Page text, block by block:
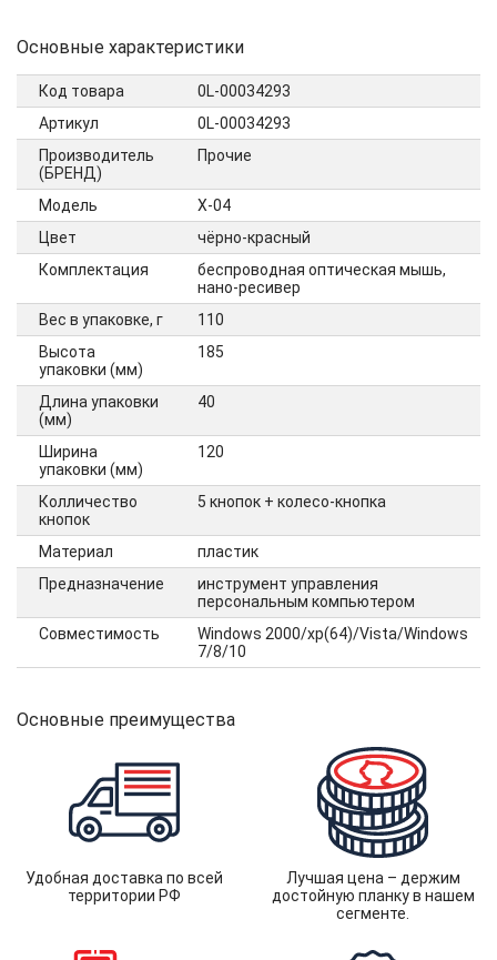
Основные характеристики
Код товара
0L-00034293
Артикул
0L-00034293
Производитель
(БРЕНД)
Прочие
Модель
X-04
Цвет
чёрно-красный
Комплектация
беспроводная оптическая мышь,
нано-ресивер
Вес в упаковке, г
110
Высота
упаковки (мм)
185
Длина упаковки
(мм)
40
Ширина
упаковки (мм)
120
Колличество
кнопок
5 кнопок + колесо-кнопка
Материал
пластик
Предназначение
инструмент управления
персональным компьютером
Совместимость
Windows 2000/xp(64)/Vista/Windows
7/8/10
Основные преимущества
Удобная доставка по всей
территории РФ
Лучшая цена – держим
достойную планку в нашем
сегменте.